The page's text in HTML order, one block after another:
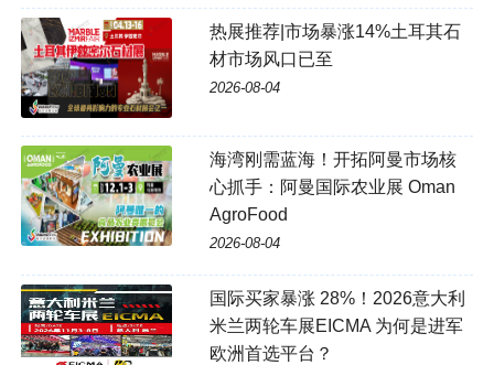
热展推荐|市场暴涨14%土耳其石
材市场风口已至
2026-08-04
海湾刚需蓝海！开拓阿曼市场核
心抓手：阿曼国际农业展 Oman
AgroFood
2026-08-04
国际买家暴涨 28%！2026意大利
米兰两轮车展EICMA 为何是进军
欧洲首选平台？